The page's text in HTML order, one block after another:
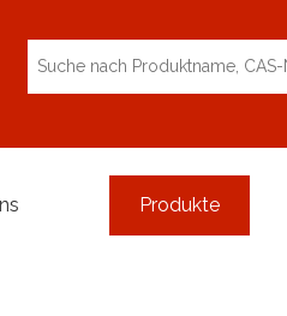
Produkte